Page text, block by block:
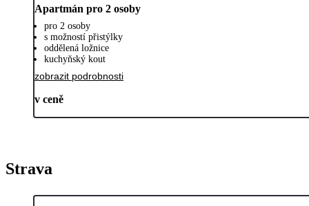
Apartmán pro 2 osoby
pro 2 osoby
s možností přistýlky
oddělená ložnice
kuchyňský kout
zobrazit podrobnosti
v ceně
Strava